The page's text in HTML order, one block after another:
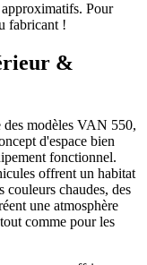
Pour
fabricant !
&
des modèles VAN 550,
d'espace bien
fonctionnel.
offrent un habitat
couleurs chaudes, des
une atmosphère
comme pour les